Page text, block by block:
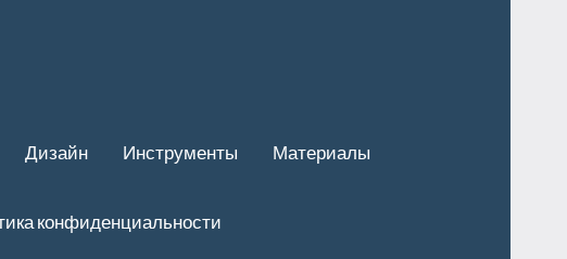
Дизайн Инструменты Материалы
конфиденциальности